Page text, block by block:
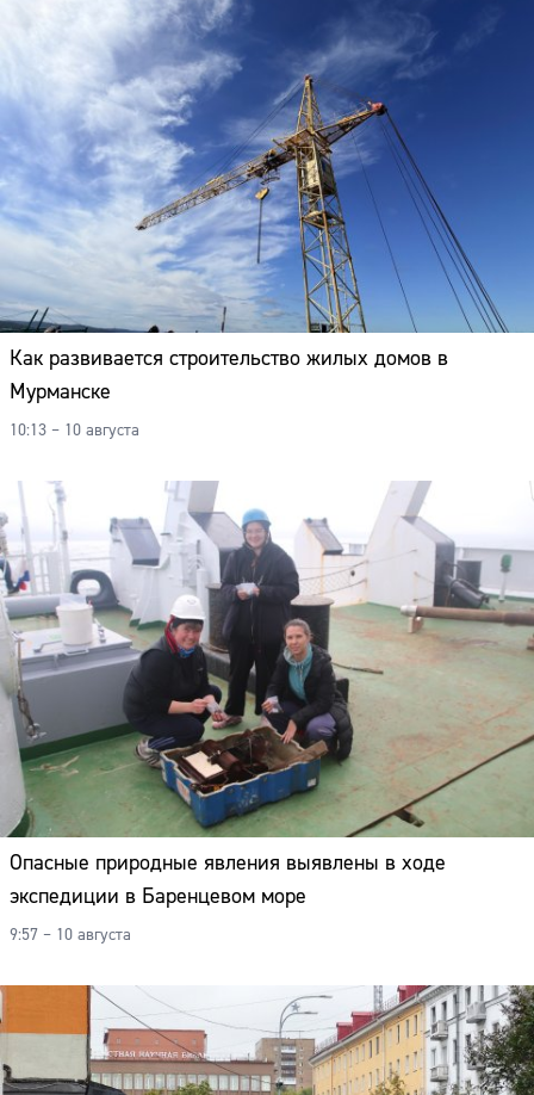
Как развивается строительство жилых домов в
Мурманске
10:13 – 10 августа
Опасные природные явления выявлены в ходе
экспедиции в Баренцевом море
9:57 – 10 августа